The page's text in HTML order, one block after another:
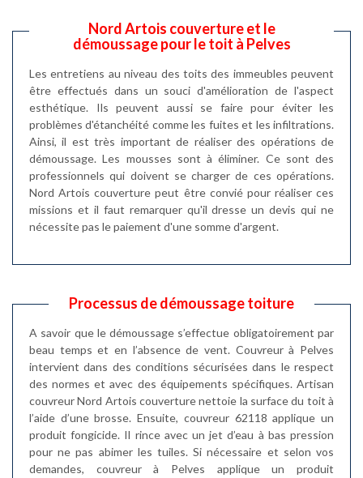
Nord Artois couverture et le
démoussage pour le toit à Pelves
Les entretiens au niveau des toits des immeubles peuvent
être effectués dans un souci d'amélioration de l'aspect
esthétique. Ils peuvent aussi se faire pour éviter les
problèmes d'étanchéité comme les fuites et les infiltrations.
Ainsi, il est très important de réaliser des opérations de
démoussage. Les mousses sont à éliminer. Ce sont des
professionnels qui doivent se charger de ces opérations.
Nord Artois couverture peut être convié pour réaliser ces
missions et il faut remarquer qu'il dresse un devis qui ne
nécessite pas le paiement d'une somme d'argent.
Processus de démoussage toiture
A savoir que le démoussage s’effectue obligatoirement par
beau temps et en l’absence de vent. Couvreur à Pelves
intervient dans des conditions sécurisées dans le respect
des normes et avec des équipements spécifiques. Artisan
couvreur Nord Artois couverture nettoie la surface du toit à
l’aide d’une brosse. Ensuite, couvreur 62118 applique un
produit fongicide. Il rince avec un jet d’eau à bas pression
pour ne pas abimer les tuiles. Si nécessaire et selon vos
demandes, couvreur à Pelves applique un produit